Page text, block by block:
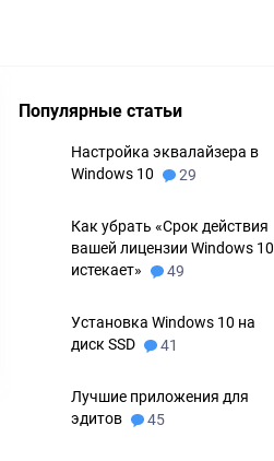
Популярные статьи
Настройка эквалайзера в
Windows 10
29
Как убрать «Срок действия
вашей лицензии Windows 10
истекает»
49
Установка Windows 10 на
диск SSD
41
Лучшие приложения для
эдитов
45